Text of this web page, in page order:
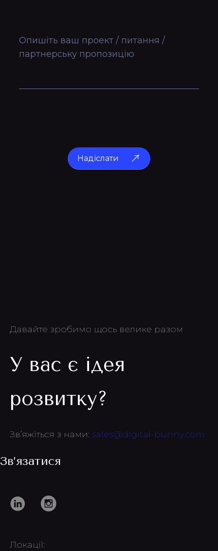
опишіть ваш проект / питання /
партнерську пропозицію
Давайте зробимо щось велике разом
У вас є ідея
розвитку?
Зв’яжіться з нами: sales@digital-bunny.com
Зв’язатися
Локації: